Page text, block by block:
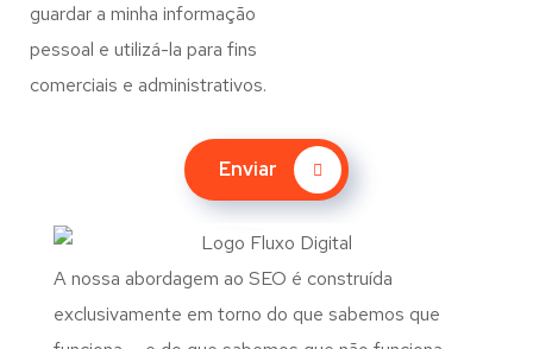
guardar a minha informação
pessoal e utilizá-la para fins
comerciais e administrativos.
Enviar
A nossa abordagem ao SEO é construída
exclusivamente em torno do que sabemos que